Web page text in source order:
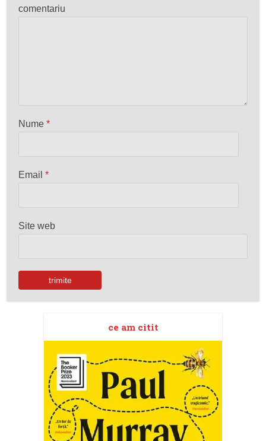
comentariu
Nume*
Email*
Site web
ce am citit